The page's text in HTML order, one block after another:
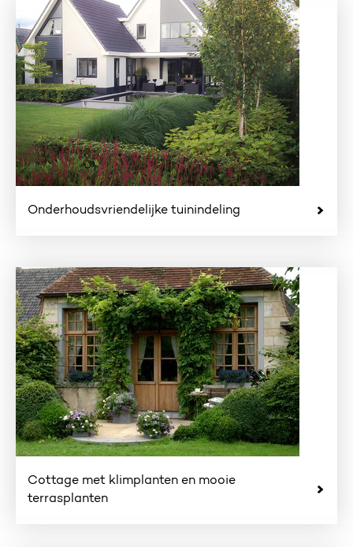
Onderhoudsvriendelijke tuinindeling
Cottage met klimplanten en mooie
terrasplanten